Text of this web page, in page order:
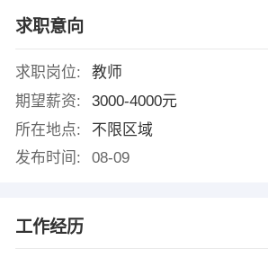
求职意向
求职岗位:
教师
期望薪资:
3000-4000元
所在地点:
不限区域
发布时间:
08-09
工作经历